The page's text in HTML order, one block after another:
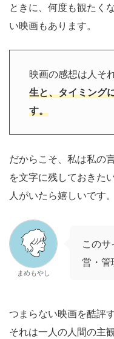
ときに、何度も観たく
い映画もあります。
映画の感想は人そ
生と、タイミング
す。
だからこそ、私は私の
を文字に残しておきた
人がいたら嬉しいです。
まめもやし
この
営・管
つまらない映画を酷評
それは一人の人間の主